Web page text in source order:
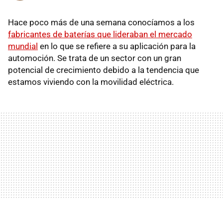
Hace poco más de una semana conocíamos a los
fabricantes de baterías que lideraban el mercado
mundial en lo que se refiere a su aplicación para la
automoción. Se trata de un sector con un gran
potencial de crecimiento debido a la tendencia que
estamos viviendo con la movilidad eléctrica.